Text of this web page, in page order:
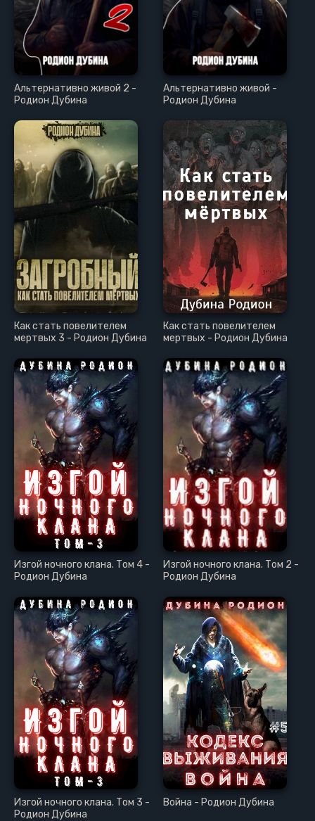
Альтернативно живой 2 -
Родион Дубина
Альтернативно живой -
Родион Дубина
Как стать повелителем
мертвых 3 - Родион Дубина
Как стать повелителем
мертвых - Родион Дубина
Изгой ночного клана. Том 4 -
Родион Дубина
Изгой ночного клана. Том 2 -
Родион Дубина
Изгой ночного клана. Том 3 -
Родион Дубина
Война - Родион Дубина